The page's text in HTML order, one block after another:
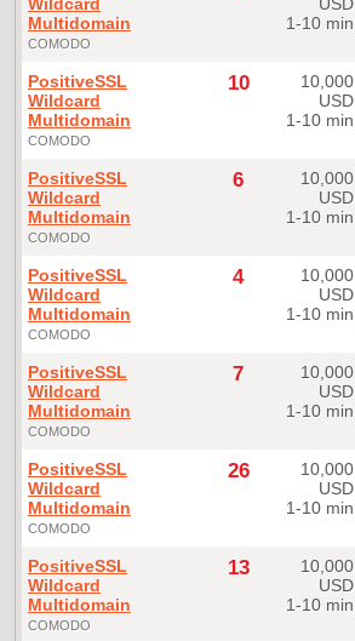
Multidomain
COMODO
1-10 min
PositiveSSL
Wildcard
Multidomain
COMODO
10
10,000
USD
1-10 min
PositiveSSL
Wildcard
Multidomain
COMODO
6
10,000
USD
1-10 min
PositiveSSL
Wildcard
Multidomain
COMODO
4
10,000
USD
1-10 min
PositiveSSL
Wildcard
Multidomain
COMODO
7
10,000
USD
1-10 min
PositiveSSL
Wildcard
Multidomain
COMODO
26
10,000
USD
1-10 min
PositiveSSL
Wildcard
Multidomain
COMODO
13
10,000
USD
1-10 min